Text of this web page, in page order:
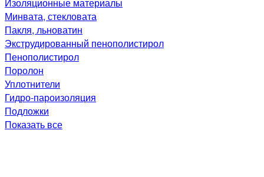
Минвата, стекловата
Пакля, льноватин
Экструдированный пенополистирол
Пенополистирол
Поролон
Уплотнители
Гидро-пароизоляция
Подложки
Показать все